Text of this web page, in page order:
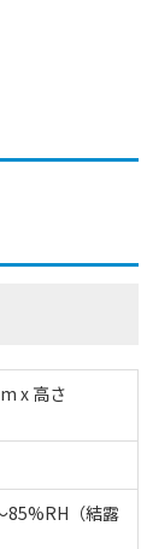
x 高さ
85%RH（結露